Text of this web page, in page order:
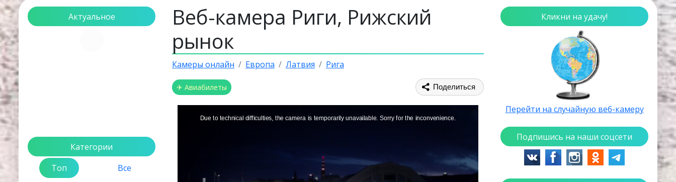
Актуальное
Категории
Топ
Все
Веб-камера Риги, Рижский
рынок
Камеры онлайн Европа Латвия Рига
✈ Авиабилеты Поделиться
Кликни на удачу!
Перейти на случайную веб-камеру
Подпишись на наши соцсети